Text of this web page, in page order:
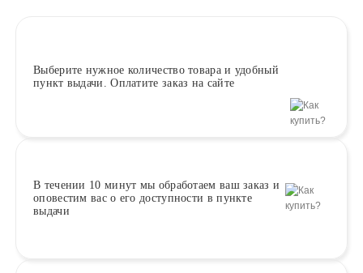
Выберите нужное количество товара и удобный
пункт выдачи. Оплатите заказ на сайте
В течении 10 минут мы обработаем ваш заказ и
оповестим вас о его доступности в пункте
выдачи